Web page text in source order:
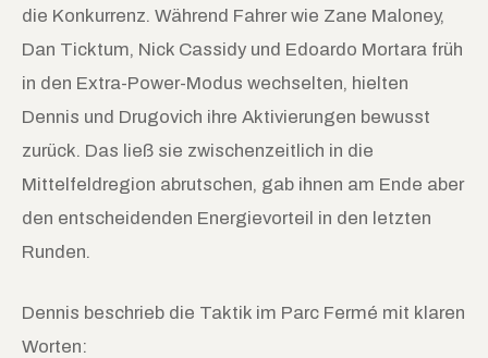
die Konkurrenz. Während Fahrer wie Zane Maloney,
Dan Ticktum, Nick Cassidy und Edoardo Mortara früh
in den Extra-Power-Modus wechselten, hielten
Dennis und Drugovich ihre Aktivierungen bewusst
zurück. Das ließ sie zwischenzeitlich in die
Mittelfeldregion abrutschen, gab ihnen am Ende aber
den entscheidenden Energievorteil in den letzten
Runden.
Dennis beschrieb die Taktik im Parc Fermé mit klaren
Worten: